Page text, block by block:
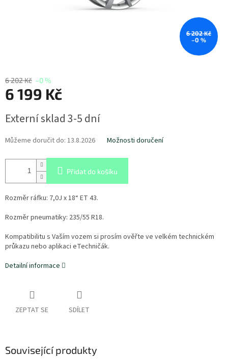
6 202 Kč
–0 %
6 202 Kč –0 %
6 199 Kč
cena:
Externí sklad 3-5 dní
Můžeme doručit do: 13.8.2026 Možnosti doručení
Přidat do košíku
Rozměr ráfku: 7,0J x 18“ ET 43.
Rozměr pneumatiky: 235/55 R18.
Kompatibilitu s Vaším vozem si prosím ověřte ve velkém technickém
průkazu nebo aplikaci eTechničák.
Detailní informace
ZEPTAT SE SDÍLET
Související produkty